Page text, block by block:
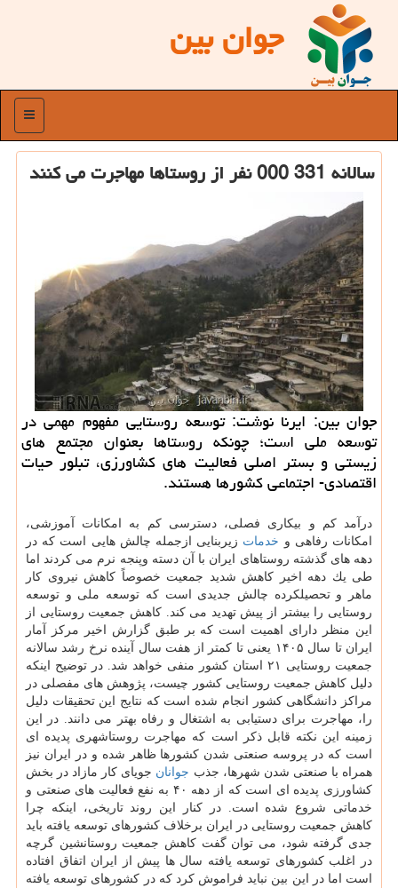
جوان بین
منو
سالانه 331 000 نفر از روستاها مهاجرت می كنند
جوان بین: ایرنا نوشت: توسعه روستایی مفهوم مهمی در
توسعه ملی است؛ چونكه روستاها بعنوان مجتمع های
زیستی و بستر اصلی فعالیت های كشاورزی، تبلور حیات
اقتصادی- اجتماعی كشورها هستند.
درآمد كم و بیكاری فصلی، دسترسی كم به امكانات آموزشی،
امكانات رفاهی و خدمات زیربنایی ازجمله چالش هایی است كه در
دهه های گذشته روستاهای ایران با آن دسته وپنجه نرم می كردند اما
طی یك دهه اخیر كاهش شدید جمعیت خصوصاً كاهش نیروی كار
ماهر و تحصیلكرده چالش جدیدی است كه توسعه ملی و توسعه
روستایی را بیشتر از پیش تهدید می كند. كاهش جمعیت روستایی از
این منظر دارای اهمیت است كه بر طبق گزارش اخیر مركز آمار
ایران تا سال ۱۴۰۵ یعنی تا كمتر از هفت سال آینده نرخ رشد سالانه
جمعیت روستایی ۲۱ استان كشور منفی خواهد شد. در توضیح اینكه
دلیل كاهش جمعیت روستایی كشور چیست، پژوهش های مفصلی در
مراكز دانشگاهی كشور انجام شده است كه نتایج این تحقیقات دلیل
را، مهاجرت برای دستیابی به اشتغال و رفاه بهتر می دانند. در این
زمینه این نكته قابل ذكر است كه مهاجرت روستاشهری پدیده ای
است كه در پروسه صنعتی شدن كشورها ظاهر شده و در ایران نیز
همراه با صنعتی شدن شهرها، جذب جوانان جویای كار مازاد در بخش
كشاورزی پدیده ای است كه از دهه ۴۰ به نفع فعالیت های صنعتی و
خدماتی شروع شده است. در كنار این روند تاریخی، اینكه چرا
كاهش جمعیت روستایی در ایران برخلاف كشورهای توسعه یافته باید
جدی گرفته شود، می توان گفت كاهش جمعیت روستانشین گرچه
در اغلب كشورهای توسعه یافته سال ها پیش از ایران اتفاق افتاده
است اما در این بین نباید فراموش كرد كه در كشورهای توسعه یافته